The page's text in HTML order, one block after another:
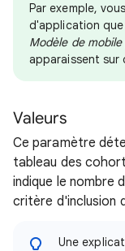
Par exemple,
d'application
Modèle de mobile
apparaissent sur
Valeurs
Ce paramètre
tableau des
indique le nombre
critère d'inclusion
Une